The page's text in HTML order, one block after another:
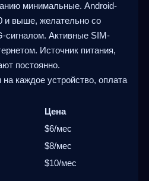
минимальные. Android-
и выше, желательно со
сигналом. Активные SIM-
Источник питания,
постоянно.
каждое устройство, оплата
Цена
$6/мес
$8/мес
$10/мес